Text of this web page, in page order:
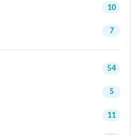
10
7
54
5
11